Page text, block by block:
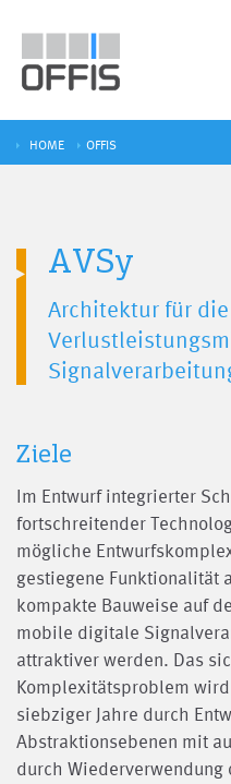
HOME OFFIS
AVSy
Architektur für
Ziele
Im Entwurf integrierter
fortschreitender
mögliche
gestiegene Funktionalität
kompakte Bauweise auf
mobile digitale
attraktiver werden. Das
Komplexitätsproblem
siebziger Jahre durch
Abstraktionsebenen mit
durch